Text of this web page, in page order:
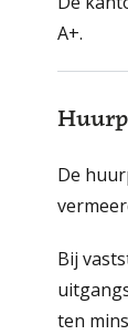
A+.
De
Bij
ten